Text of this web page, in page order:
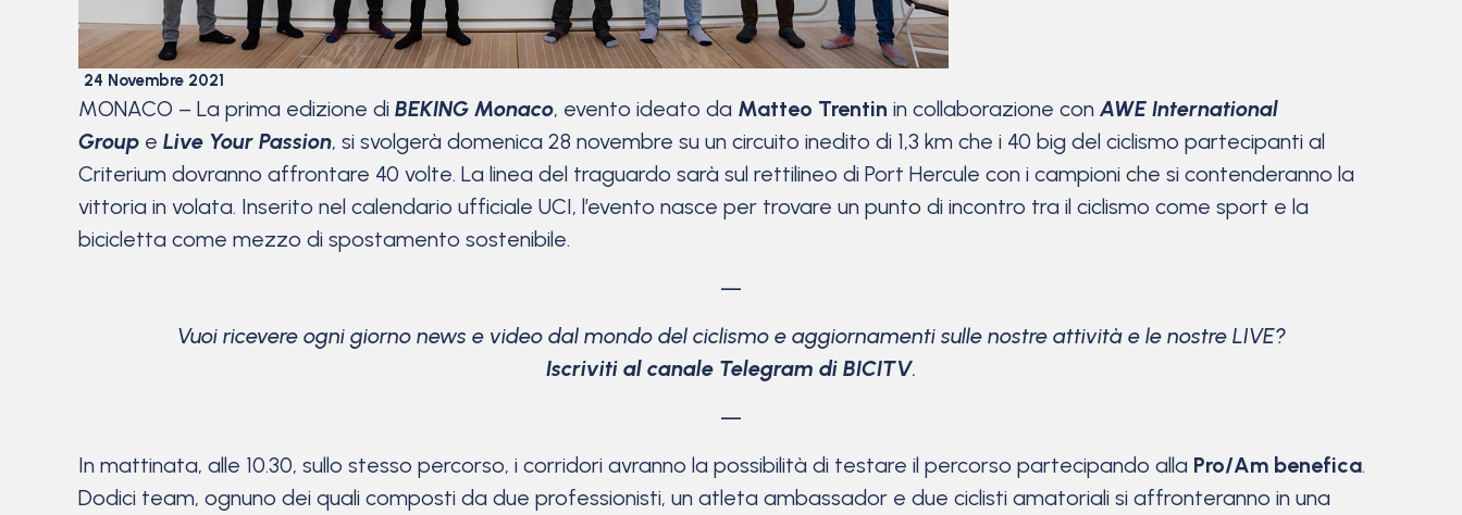
24 Novembre 2021
MONACO – La prima edizione di BEKING Monaco, evento ideato da Matteo Trentin in collaborazione con AWE International
Group e Live Your Passion, si svolgerà domenica 28 novembre su un circuito inedito di 1,3 km che i 40 big del ciclismo partecipanti al
Criterium dovranno affrontare 40 volte. La linea del traguardo sarà sul rettilineo di Port Hercule con i campioni che si contenderanno la
vittoria in volata. Inserito nel calendario ufficiale UCI, l’evento nasce per trovare un punto di incontro tra il ciclismo come sport e la
bicicletta come mezzo di spostamento sostenibile.
—
Vuoi ricevere ogni giorno news e video dal mondo del ciclismo e aggiornamenti sulle nostre attività e le nostre LIVE?
Iscriviti al canale Telegram di BICITV.
—
In mattinata, alle 10.30, sullo stesso percorso, i corridori avranno la possibilità di testare il percorso partecipando alla Pro/Am benefica.
Dodici team, ognuno dei quali composti da due professionisti, un atleta ambassador e due ciclisti amatoriali si affronteranno in una